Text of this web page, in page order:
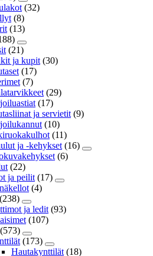
(32)
(8)
(13)
(21)
ja kupit (30)
(17)
(7)
(29)
(17)
ja servietit (9)
(10)
(11)
ja -kehykset (16)
(6)
(22)
ja peilit (17)
(4)
(238)
ja ledit (93)
(107)
(573)
(173)
Hautakynttilät (18)